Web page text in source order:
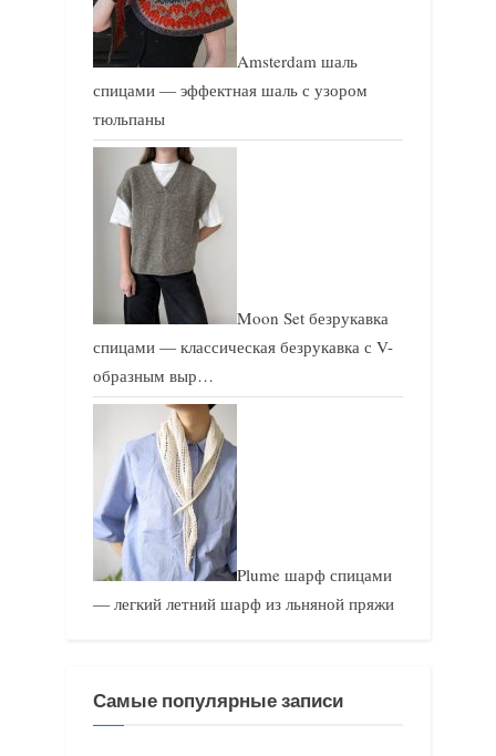
Amsterdam шаль
спицами — эффектная шаль с узором
тюльпаны
Moon Set безрукавка
спицами — классическая безрукавка с V-
образным выр…
Plume шарф спицами
— легкий летний шарф из льняной пряжи
Самые популярные записи